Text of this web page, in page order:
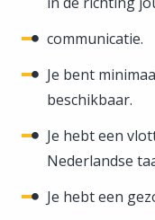
communicatie.
Je bent
beschikbaar.
Je hebt een
Nederlandse
Je hebt een